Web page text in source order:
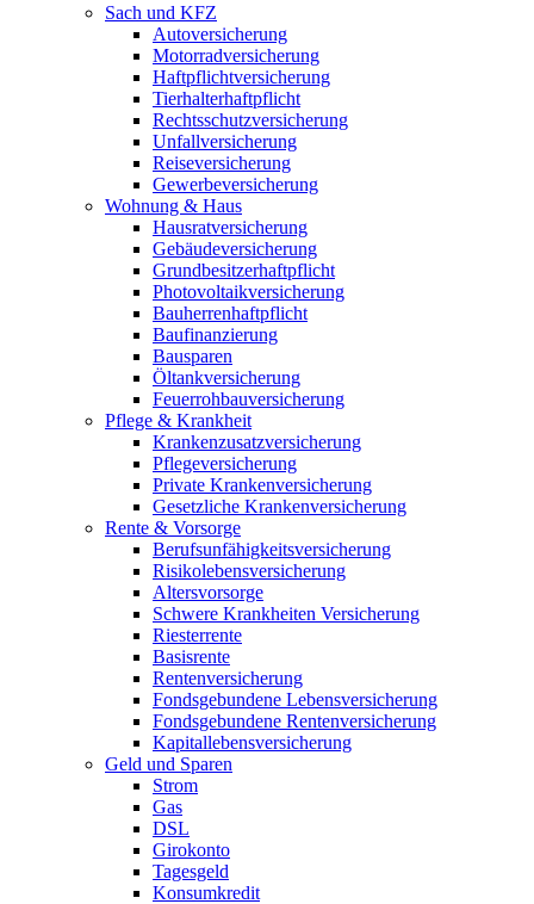
Sach und KFZ
Autoversicherung
Motorradversicherung
Haftpflichtversicherung
Tierhalterhaftpflicht
Rechtsschutzversicherung
Unfallversicherung
Reiseversicherung
Gewerbeversicherung
Wohnung & Haus
Hausratversicherung
Gebäudeversicherung
Grundbesitzerhaftpflicht
Photovoltaikversicherung
Bauherrenhaftpflicht
Baufinanzierung
Bausparen
Öltankversicherung
Feuerrohbauversicherung
Pflege & Krankheit
Krankenzusatzversicherung
Pflegeversicherung
Private Krankenversicherung
Gesetzliche Krankenversicherung
Rente & Vorsorge
Berufs­unfähigkeitsversicherung
Risikolebensversicherung
Altersvorsorge
Schwere Krankheiten Versicherung
Riesterrente
Basisrente
Rentenversicherung
Fondsgebundene Lebensversicherung
Fondsgebundene Rentenversicherung
Kapitallebensversicherung
Geld und Sparen
Strom
Gas
DSL
Girokonto
Tagesgeld
Konsumkredit